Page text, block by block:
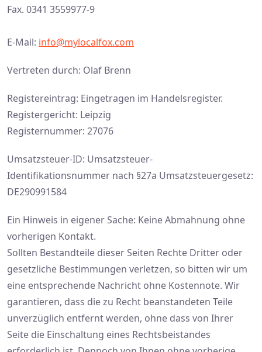
Fax. 0341 3559977-9
E-Mail: info@mylocalfox.com
Vertreten durch: Olaf Brenn
Registereintrag: Eingetragen im Handelsregister.
Registergericht: Leipzig
Registernummer: 27076
Umsatzsteuer-ID: Umsatzsteuer-
Identifikationsnummer nach §27a Umsatzsteuergesetz:
DE290991584
Ein Hinweis in eigener Sache: Keine Abmahnung ohne
vorherigen Kontakt.
Sollten Bestandteile dieser Seiten Rechte Dritter oder
gesetzliche Bestimmungen verletzen, so bitten wir um
eine entsprechende Nachricht ohne Kostennote. Wir
garantieren, dass die zu Recht beanstandeten Teile
unverzüglich entfernt werden, ohne dass von Ihrer
Seite die Einschaltung eines Rechtsbeistandes